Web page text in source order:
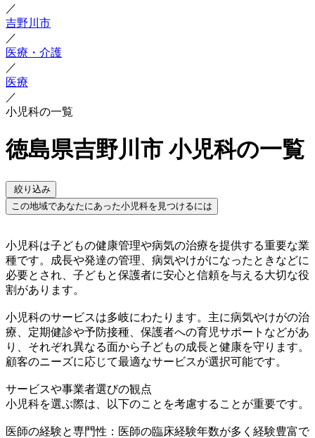
／
吉野川市
／
医療・介護
／
医療
／
小児科の一覧
徳島県吉野川市 小児科の一覧
絞り込み
この地域であなたにあった小児科を見つけるには
小児科は子どもの健康管理や病気の治療を提供する重要な業
種です。成長や発達の管理、病気やけがになったときなどに
必要とされ、子どもと保護者に安心と信頼を与える大切な役
割があります。
小児科のサービスは多岐にわたります。主に病気やけがの治
療、定期健診や予防接種、保護者への育児サポートなどがあ
り、それぞれ異なる面から子どもの成長と健康を守ります。
顧客のニーズに応じて最適なサービスが選択可能です。
サービスや事業者選びの観点
小児科を選ぶ際は、以下のことを考慮することが重要です。
医師の経験と専門性：医師の臨床経験年数が多く経験豊富で